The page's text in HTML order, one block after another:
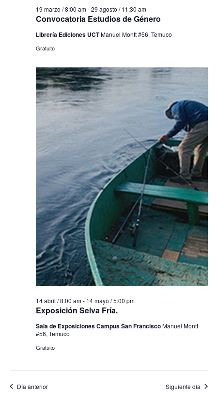
Convocatoria Estudios de Género
19 marzo / 8:00 am-29 agosto / 11:30 am
Librería Ediciones UCTManuel Montt #56, Temuco
Gratuito
Exposición Selva Fría.
14 abril / 8:00 am- 14 mayo / 5:00 pm
Sala de Exposiciones Campus San FranciscoManuel Montt
#56, Temuco
Gratuito
Día anterior Siguiente día